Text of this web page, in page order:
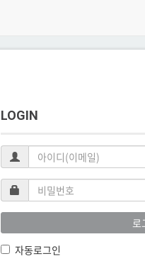
LOGIN
이
디
(이
메
일)
밀
번
호
로
자동로그인